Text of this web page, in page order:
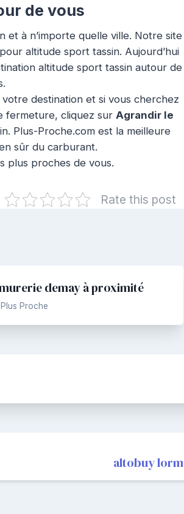
de vous
et à n’importe quelle ville. Notre site
altitude sport tassin. Aujourd’hui
altitude sport tassin autour de
destination et si vous cherchez
fermeture, cliquez sur Agrandir le
Plus-Proche.com est la meilleure
sûr du carburant.
plus proches de vous.
Rate this post
demay à proximité
Plus Proche
altobuy